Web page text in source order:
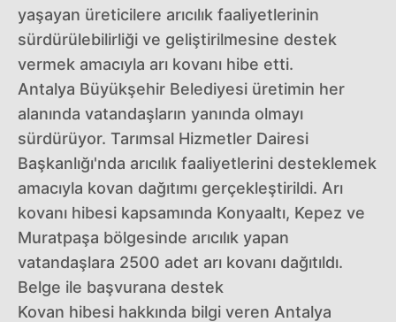
yaşayan üreticilere arıcılık faaliyetlerinin
sürdürülebilirliği ve geliştirilmesine destek
vermek amacıyla arı kovanı hibe etti.
Antalya Büyükşehir Belediyesi üretimin her
alanında vatandaşların yanında olmayı
sürdürüyor. Tarımsal Hizmetler Dairesi
Başkanlığı'nda arıcılık faaliyetlerini desteklemek
amacıyla kovan dağıtımı gerçekleştirildi. Arı
kovanı hibesi kapsamında Konyaaltı, Kepez ve
Muratpaşa bölgesinde arıcılık yapan
vatandaşlara 2500 adet arı kovanı dağıtıldı.
Belge ile başvurana destek
Kovan hibesi hakkında bilgi veren Antalya